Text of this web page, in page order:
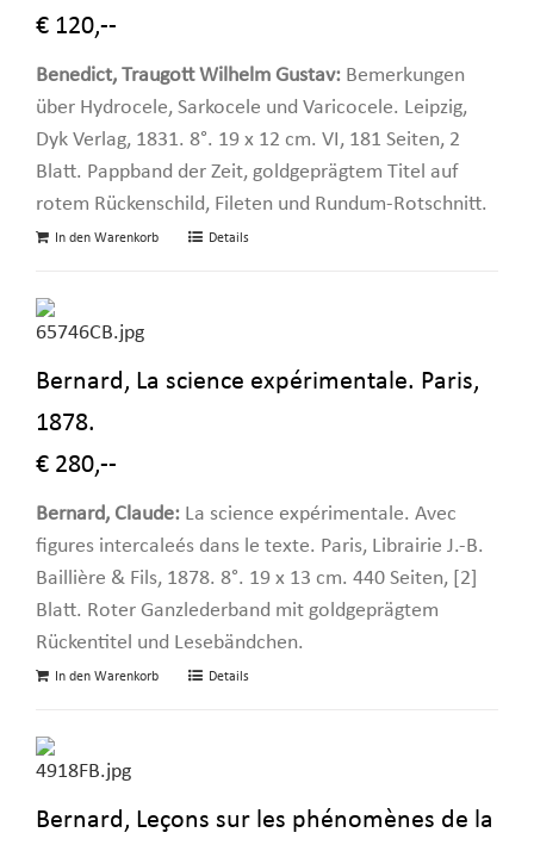
€ 120,--
Benedict, Traugott Wilhelm Gustav: Bemerkungen
über Hydrocele, Sarkocele und Varicocele. Leipzig,
Dyk Verlag, 1831. 8°. 19 x 12 cm. VI, 181 Seiten, 2
Blatt. Pappband der Zeit, goldgeprägtem Titel auf
rotem Rückenschild, Fileten und Rundum-Rotschnitt.
In den Warenkorb Details
Bernard, La science expérimentale. Paris,
1878.
€ 280,--
Bernard, Claude: La science expérimentale. Avec
figures intercaleés dans le texte. Paris, Librairie J.-B.
Baillière & Fils, 1878. 8°. 19 x 13 cm. 440 Seiten, [2]
Blatt. Roter Ganzlederband mit goldgeprägtem
Rückentitel und Lesebändchen.
In den Warenkorb Details
Bernard, Leçons sur les phénomènes de la